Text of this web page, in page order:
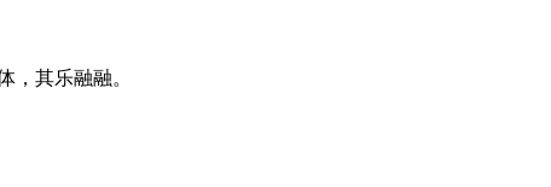
，其乐融融。